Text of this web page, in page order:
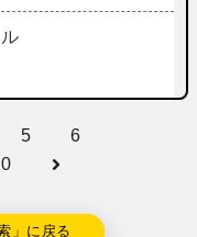
5
6
」に戻る